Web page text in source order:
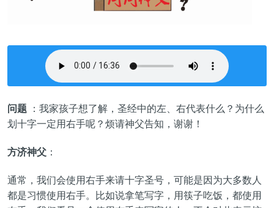
问题：我家孩子想了解，圣经中的左、右代表什么？为什么
划十字一定用右手呢？烦请神父告知，谢谢！
方济神父：
通常，我们会使用右手来请十字圣号，可能是因为大多数人
都是习惯使用右手。比如说拿笔写字，用筷子吃饭，都使用